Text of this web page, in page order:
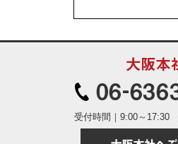
受付時間｜9:00～17:30